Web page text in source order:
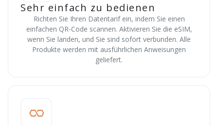
Sehr einfach zu bedienen
Richten Sie Ihren Datentarif ein, indem Sie einen
einfachen QR-Code scannen. Aktivieren Sie die eSIM,
wenn Sie landen, und Sie sind sofort verbunden. Alle
Produkte werden mit ausführlichen Anweisungen
geliefert.